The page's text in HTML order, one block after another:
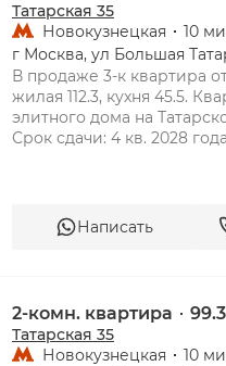
Татарская 35
Новокузнецкая
10
г Москва, ул Большая
В продаже 3-к квартира
жилая 112.3, кухня 45.5.
элитного дома на
ТАТАРСКАЯ 35 - элитная
Написать
2-комн. квартира
Татарская 35
Новокузнецкая
10